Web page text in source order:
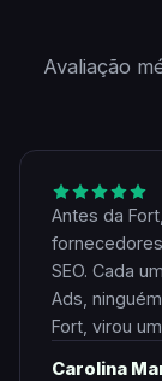
Avaliação
Antes da
SEO. Cada
Ads,
Fort, virou
Carolina